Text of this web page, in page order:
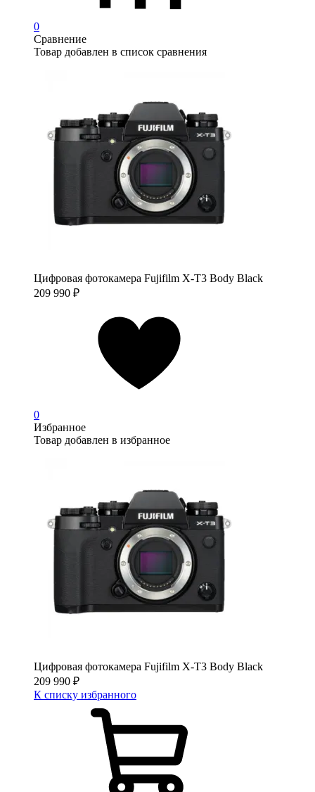
0
Сравнение
Товар добавлен в список сравнения
Цифровая фотокамера Fujifilm X-T3 Body Black
209 990 ₽
0
Избранное
Товар добавлен в избранное
Цифровая фотокамера Fujifilm X-T3 Body Black
209 990 ₽
К списку избранного